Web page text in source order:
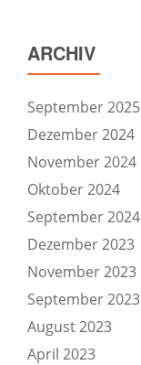
ARCHIV
September 2025
Dezember 2024
November 2024
Oktober 2024
September 2024
Dezember 2023
November 2023
September 2023
August 2023
April 2023